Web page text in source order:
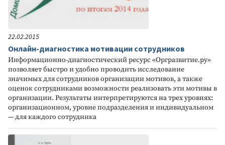
22.02.2015
Онлайн-диагностика мотивации сотрудников
Информационно-диагностический ресурс «Оргразвитие.ру»
позволяет быстро и удобно проводить исследование
значимых для сотрудников организации мотивов, а также
оценок сотрудниками возможности реализовать эти мотивы в
организации. Результаты интерпретируются на трех уровнях:
организационном, уровне подразделения и индивидуальном
— для каждого сотрудника